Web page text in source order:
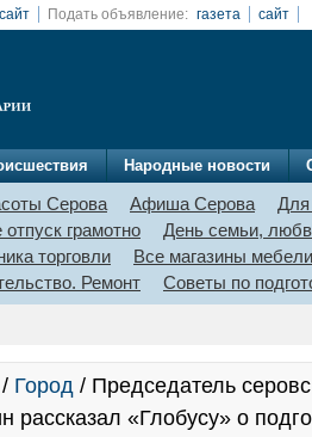
сайт Подать объявление: газета сайт
Народные новости
Серова Афиша Серова
Для
грамотно
День семьи,
торговли
Все магазины мебели
Ремонт
Советы по
Город / Председатель
рассказал «Глобусу» о